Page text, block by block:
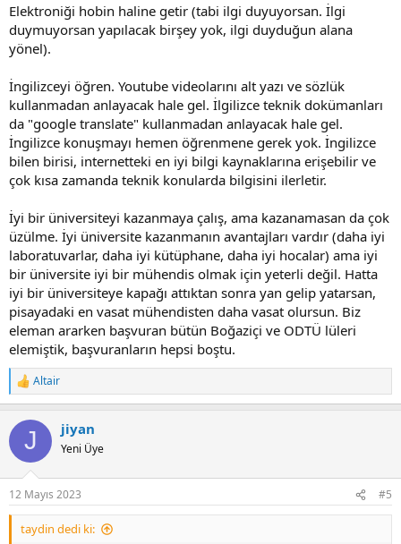
Elektroniği hobin haline getir (tabi ilgi duyuyorsan. İlgi
duymuyorsan yapılacak birşey yok, ilgi duyduğun alana
yönel).
İngilizceyi öğren. Youtube videolarını alt yazı ve sözlük
kullanmadan anlayacak hale gel. İlgilizce teknik dokümanları
da "google translate" kullanmadan anlayacak hale gel.
İngilizce konuşmayı hemen öğrenmene gerek yok. İngilizce
bilen birisi, internetteki en iyi bilgi kaynaklarına erişebilir ve
çok kısa zamanda teknik konularda bilgisini ilerletir.
İyi bir üniversiteyi kazanmaya çalış, ama kazanamasan da çok
üzülme. İyi üniversite kazanmanın avantajları vardır (daha iyi
laboratuvarlar, daha iyi kütüphane, daha iyi hocalar) ama iyi
bir üniversite iyi bir mühendis olmak için yeterli değil. Hatta
iyi bir üniversiteye kapağı attıktan sonra yan gelip yatarsan,
pisayadaki en vasat mühendisten daha vasat olursun. Biz
eleman ararken başvuran bütün Boğaziçi ve ODTÜ lüleri
elemiştik, başvuranların hepsi boştu.
R
e
c
i
s
:
Altair
J jiyan
Yeni Üye
12 Mayıs 2023 #5
taydin dedi ki: